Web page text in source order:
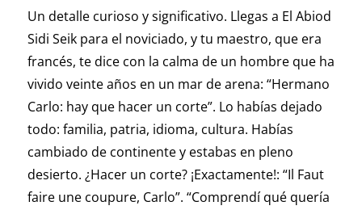
Un detalle curioso y significativo. Llegas a El Abiod
Sidi Seik para el noviciado, y tu maestro, que era
francés, te dice con la calma de un hombre que ha
vivido veinte años en un mar de arena: “Hermano
Carlo: hay que hacer un corte”. Lo habías dejado
todo: familia, patria, idioma, cultura. Habías
cambiado de continente y estabas en pleno
desierto. ¿Hacer un corte? ¡Exactamente!: “Il Faut
faire une coupure, Carlo”. “Comprendí qué quería